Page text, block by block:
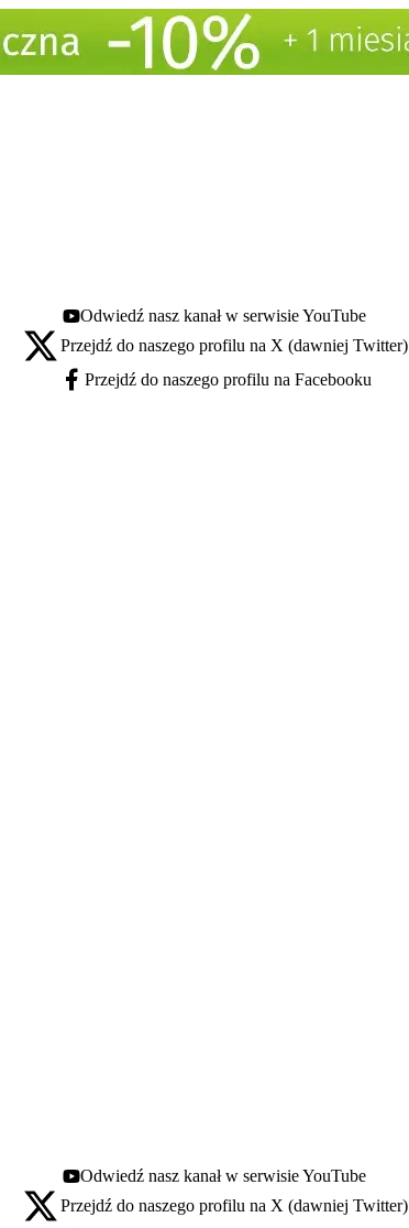
Youtube - otwiera się w nowej karcie
Odwiedź nasz kanał w serwisie YouTube
X - otwiera się w nowej karcie
Przejdź do naszego profilu na X (dawniej Twitter)
Facebook - otwiera się w nowej karcie
Przejdź do naszego profilu na Facebooku
Youtube - otwiera się w nowej karcie
Odwiedź nasz kanał w serwisie YouTube
X - otwiera się w nowej karcie
Przejdź do naszego profilu na X (dawniej Twitter)